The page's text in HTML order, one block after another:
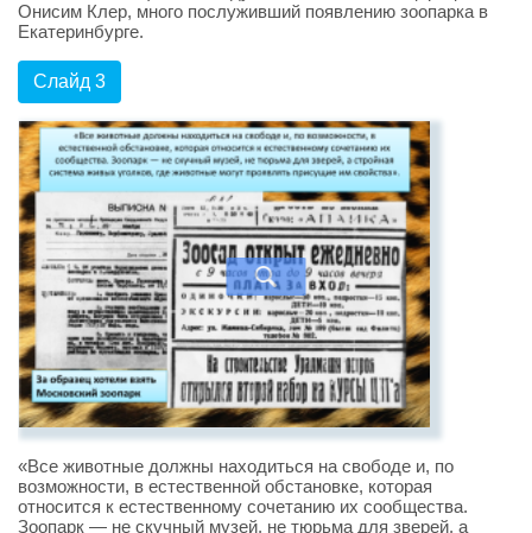
Онисим Клер, много послуживший появлению зоопарка в
Екатеринбурге.
Слайд 3
«Все животные должны находиться на свободе и, по
возможности, в естественной обстановке, которая
относится к естественному сочетанию их сообщества.
Зоопарк — не скучный музей, не тюрьма для зверей, а